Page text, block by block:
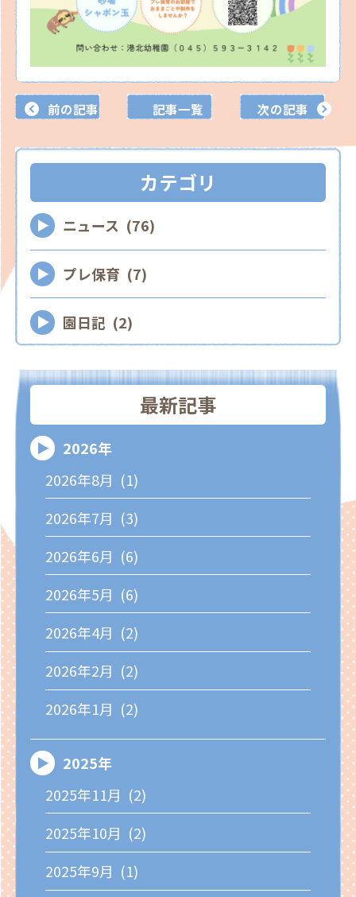
前の記事 記事一覧 次の記事
カテゴリ
ニュース (76)
プレ保育 (7)
園日記 (2)
最新記事
2026年
2026年8月 (1)
2026年7月 (3)
2026年6月 (6)
2026年5月 (6)
2026年4月 (2)
2026年2月 (2)
2026年1月 (2)
2025年
2025年11月 (2)
2025年10月 (2)
2025年9月 (1)